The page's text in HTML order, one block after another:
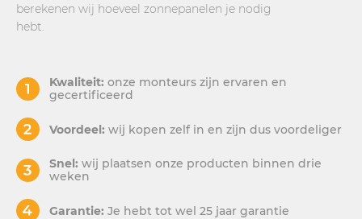
berekenen wij hoeveel zonnepanelen je nodig
hebt.
Kwaliteit: onze monteurs zijn ervaren en
gecertificeerd
Voordeel: wij kopen zelf in en zijn dus voordeliger
Snel: wij plaatsen onze producten binnen drie
weken
Garantie: Je hebt tot wel 25 jaar garantie